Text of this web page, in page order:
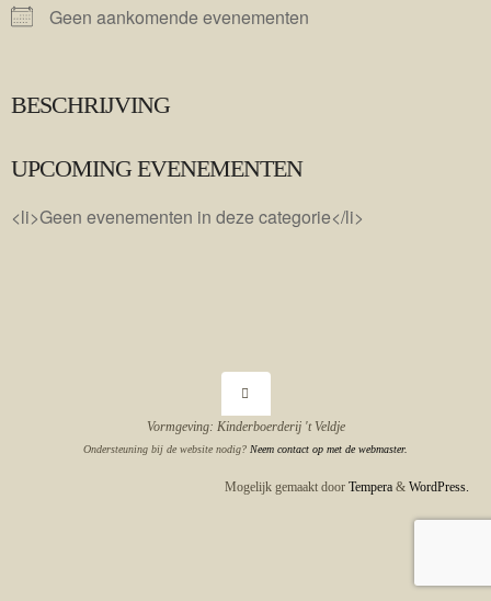
Geen aankomende evenementen
BESCHRIJVING
UPCOMING EVENEMENTEN
<li>Geen evenementen in deze categorie</li>
Vormgeving: Kinderboerderij 't Veldje
Ondersteuning bij de website nodig? Neem contact op met de webmaster.
Mogelijk gemaakt door Tempera & WordPress.